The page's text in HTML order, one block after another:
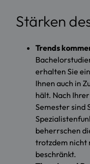
Stärken
Trends
erhalten Sie
Ihnen auch in
hält. Nach
Semester sind
beherrschen
trotzdem nicht
beschränkt.